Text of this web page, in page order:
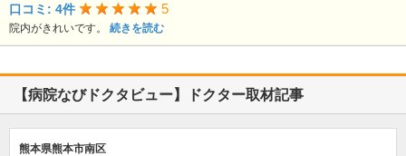
口コミ: 4件 5
院内がきれいです。 続きを読む
【病院なびドクタビュー】ドクター取材記事
熊本県熊本市南区